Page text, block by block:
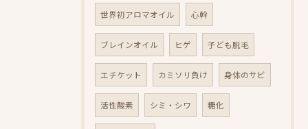
世界初アロマオイル 心幹
ブレインオイル ヒゲ 子ども脱毛
エチケット カミソリ負け 身体のサビ
活性酸素 シミ・シワ 糖化